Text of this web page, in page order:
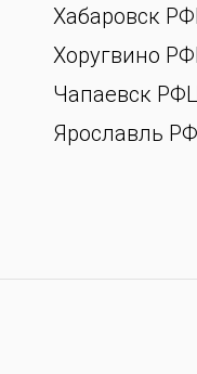
Хабаровск
Хоругвино
Чапаевск
Ярославль